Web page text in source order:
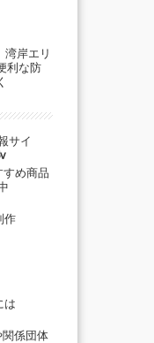
湾岸エリ
利な防
サイ
め商品
作
は
係団体